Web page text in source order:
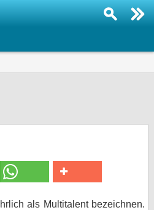
als Multitalent bezeichnen.
Veranstaltungen
KULTUR
Specials